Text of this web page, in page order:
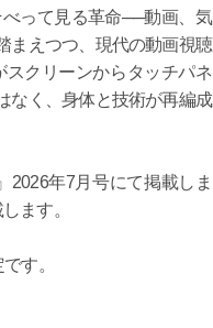
って見る革命──動画、気
まえつつ、現代の動画視聴
スクリーンからタッチパネ
なく、身体と技術が再編成
2026年7月号にて掲載しま
ます。
す。